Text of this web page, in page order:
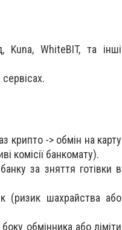
Kuna, WhiteBIT, та інші
крипто -> обмін на карту
комісії банкомату).
за зняття готівки в
(ризик шахрайства або
обмінника або ліміти